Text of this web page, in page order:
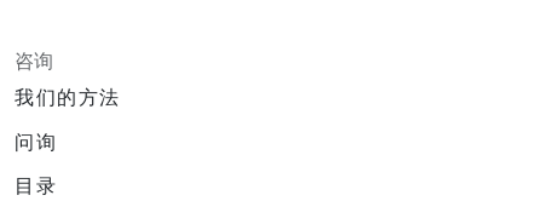
咨询
我们的方法
问询
目录